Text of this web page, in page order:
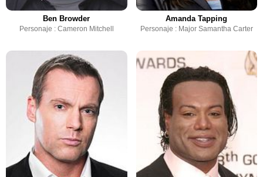
Ben Browder
Personaje : Cameron Mitchell
Amanda Tapping
Personaje : Major Samantha Carter